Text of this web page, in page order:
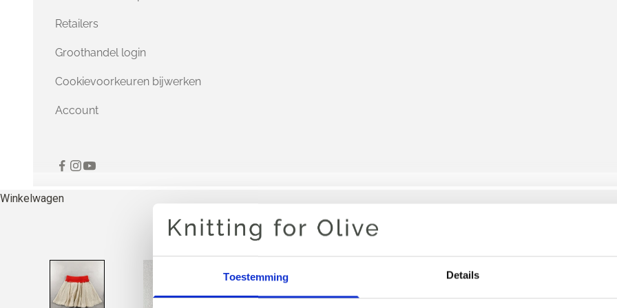
Toestemming Details
Retailers
Groothandel login
Cookievoorkeuren bijwerken
Account
Winkelwagen
ROK